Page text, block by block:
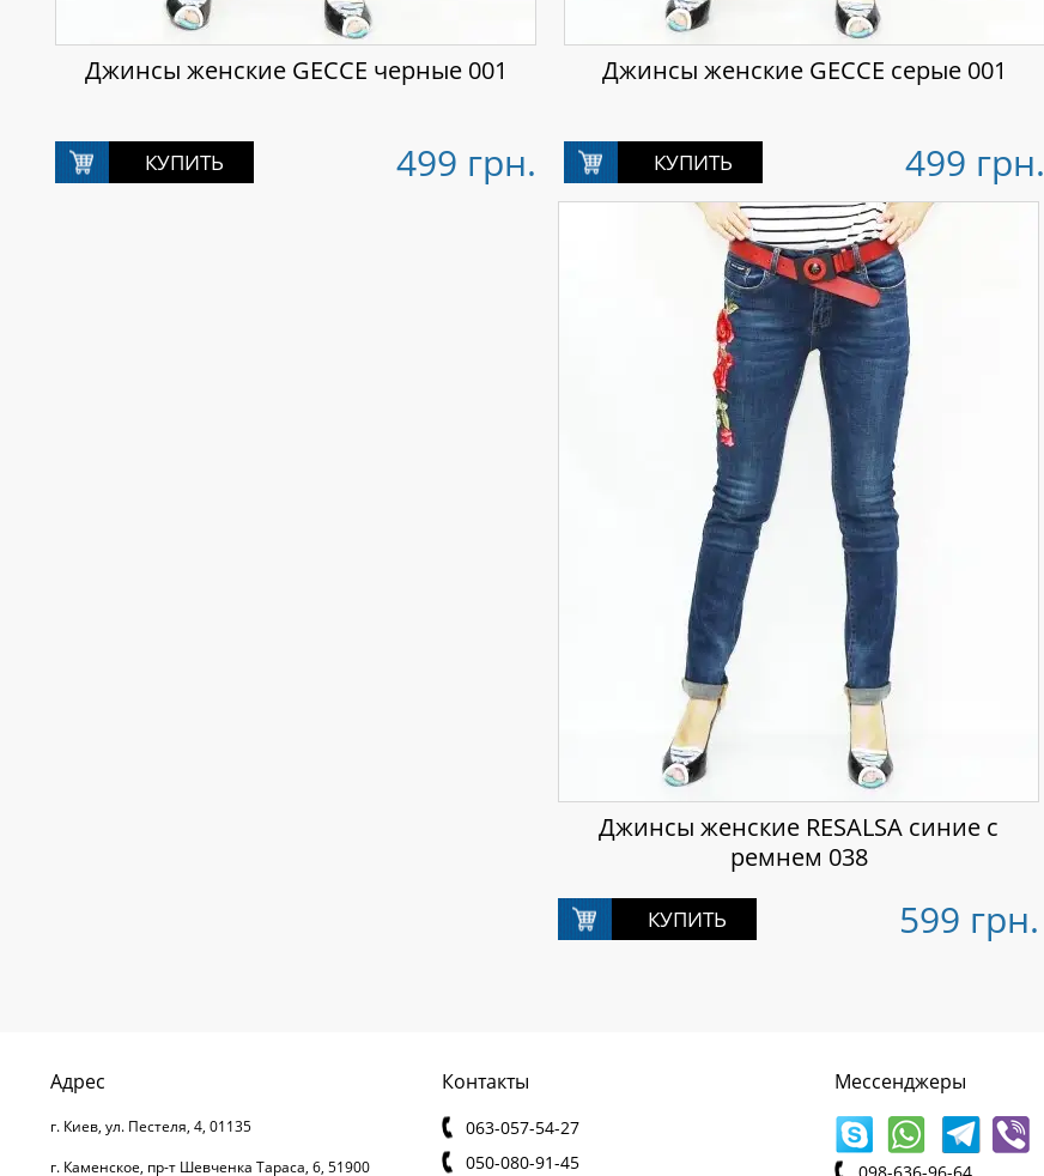
Джинсы женские GECCE черные 001
499 грн.
Джинсы женские GECCE серые 001
499 грн.
Джинсы женские RESALSA синие с
ремнем 038
599 грн.
Адрес
г. Киев, ул. Пестеля, 4, 01135
г. Каменское, пр-т Шевченка Тараса, 6, 51900
Контакты
063-057-54-27
050-080-91-45
Мессенджеры